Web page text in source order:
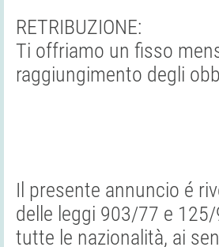
RETRIBUZIONE:
Ti offriamo un fisso
raggiungimento degli
Il presente annuncio é
delle leggi 903/77 e
tutte le nazionalità, ai